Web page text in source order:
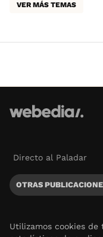
VER MÁS TEMAS
Directo al Paladar
OTRAS
Utilizamos cookies de